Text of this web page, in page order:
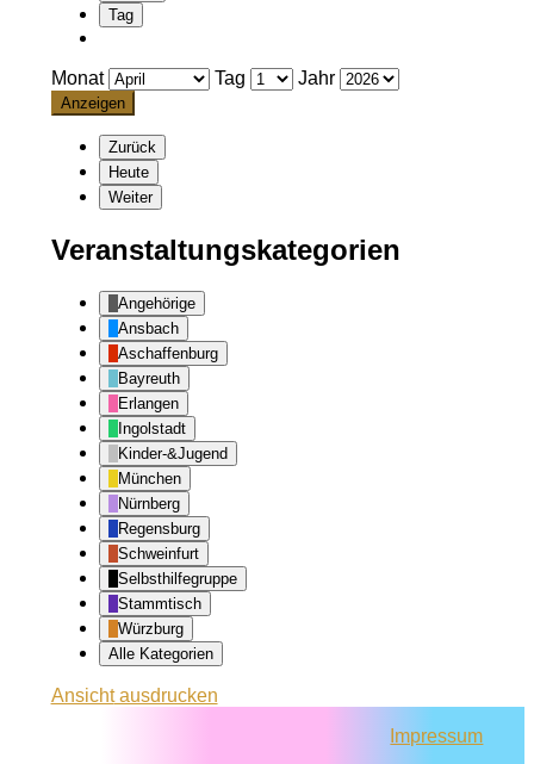
Tag
Monat Tag Jahr
Zurück
Heute
Weiter
Veranstaltungskategorien
Angehörige
Ansbach
Aschaffenburg
Bayreuth
Erlangen
Ingolstadt
Kinder-&Jugend
München
Nürnberg
Regensburg
Schweinfurt
Selbsthilfegruppe
Stammtisch
Würzburg
Alle Kategorien
Ansichtausdrucken
Impressum